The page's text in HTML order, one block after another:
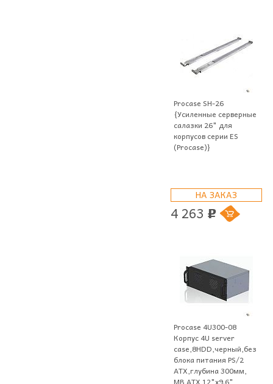
Procase SH-26
{Усиленные серверные
салазки 26" для
корпусов серии ES
(Procase)}
НА ЗАКАЗ
4 263 p
Procase 4U300-08
Корпус 4U server
case,8HDD,черный,без
блока питания PS/2
ATX,глубина 300мм,
MB ATX 12"x9.6"